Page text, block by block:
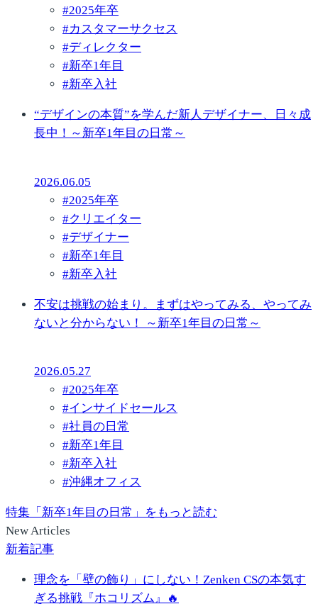
#2025年卒
#カスタマーサクセス
#ディレクター
#新卒1年目
#新卒入社
“デザインの本質”を学んだ新人デザイナー、日々成
長中！～新卒1年目の日常～
2026.06.05
#2025年卒
#クリエイター
#デザイナー
#新卒1年目
#新卒入社
不安は挑戦の始まり。まずはやってみる、やってみ
ないと分からない！ ～新卒1年目の日常～
2026.05.27
#2025年卒
#インサイドセールス
#社員の日常
#新卒1年目
#新卒入社
#沖縄オフィス
特集「新卒1年目の日常」をもっと読む
New Articles
新着記事
理念を「壁の飾り」にしない！Zenken CSの本気す
ぎる挑戦『ホコリズム』🔥